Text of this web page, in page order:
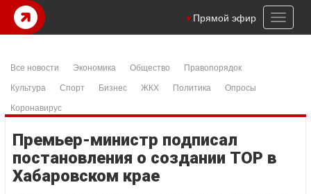
Toggle
Прямой эфир
Все новости Экономика Общество
Правопорядок
Культура
Спорт Бизнес ЖКХ Политика
Опросы
Коронавирус
Премьер-министр подписал
постановления о создании ТОР в
Хабаровском крае